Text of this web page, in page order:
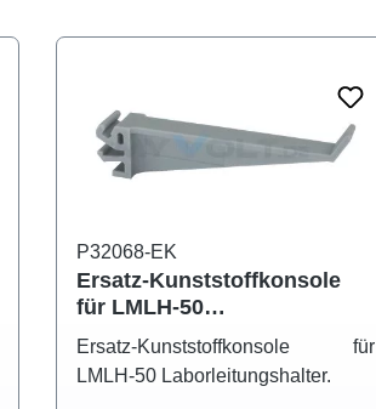
P32068-EK
Ersatz-Kunststoffkonsole
für LMLH-50
Laborleitungshalter
Ersatz-Kunststoffkonsole für
LMLH-50 Laborleitungshalter.